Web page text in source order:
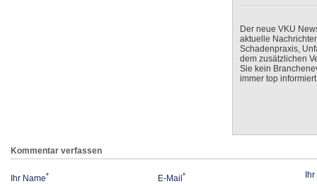
Der neue VKU
aktuelle
Schadenpraxis,
dem zusätzlichen
Sie kein
immer top
Kommentar verfassen
Ihr Name* E-Mail *